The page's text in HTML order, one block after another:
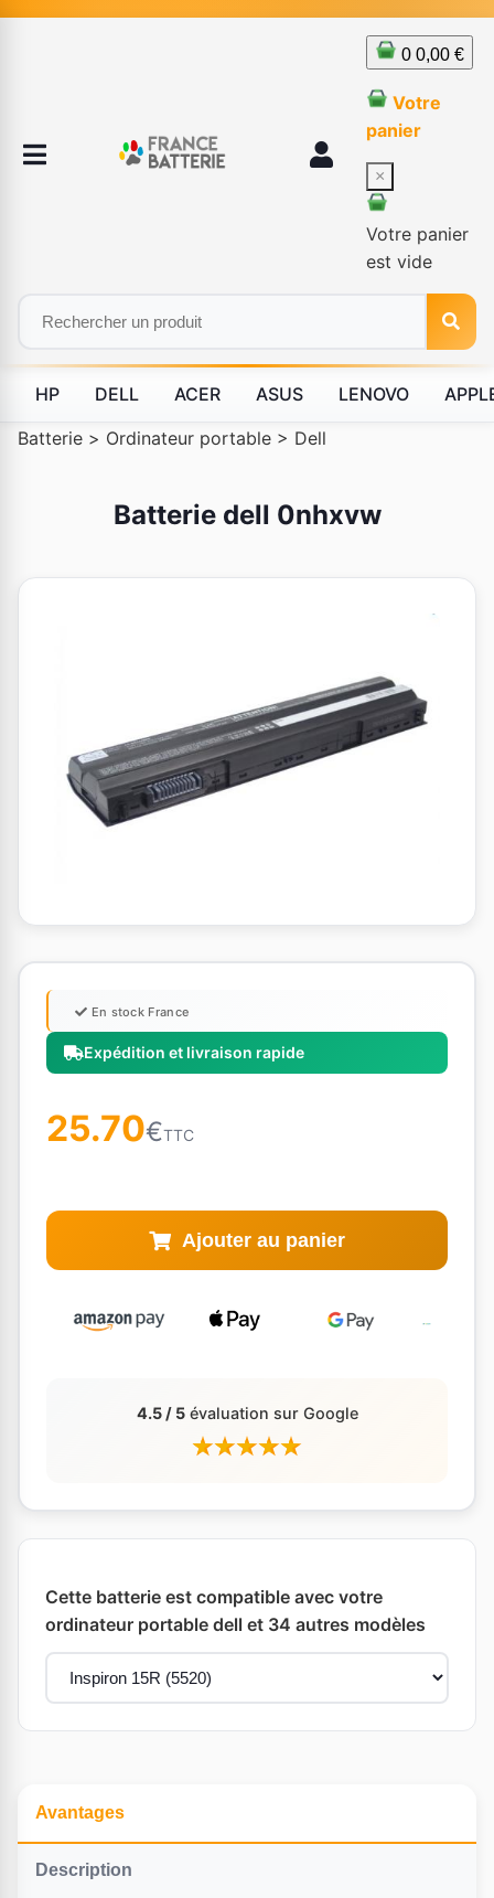
0 0,00 €
Votre
panier
×
Votre panier
est vide
HP DELL ACER ASUS LENOVO
Batterie > Ordinateur portable > Dell
Batterie dell 0nhxvw
Expédition et livraison rapide
En stock France
25.70€TTC
Ajouter au panier
4.5 / 5évaluation sur Google
Cette batterie est compatible avec votre
ordinateur portable dell et 34 autres modèles
Avantages
Description